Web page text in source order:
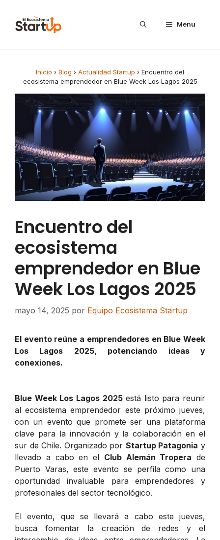
Menu
Inicio › Blog › Actualidad Startup › Encuentro del
ecosistema emprendedor en Blue Week Los Lagos 2025
Encuentro del
ecosistema
emprendedor en Blue
Week Los Lagos 2025
mayo 14, 2025 por Equipo Ecosistema Startup
El evento reúne a emprendedores en Blue Week
Los Lagos 2025, potenciando ideas y
conexiones.
Blue Week Los Lagos 2025está listo para reunir
al ecosistema emprendedor este próximo jueves,
con un evento que promete ser una plataforma
clave para la innovación y la colaboración en el
sur de Chile. Organizado por Startup Patagonia y
llevado a cabo en el Club Alemán Tropera de
Puerto Varas, este evento se perfila como una
oportunidad invaluable para emprendedores y
profesionales del sector tecnológico.
El evento, que se llevará a cabo este jueves,
busca fomentar la creación de redes y el